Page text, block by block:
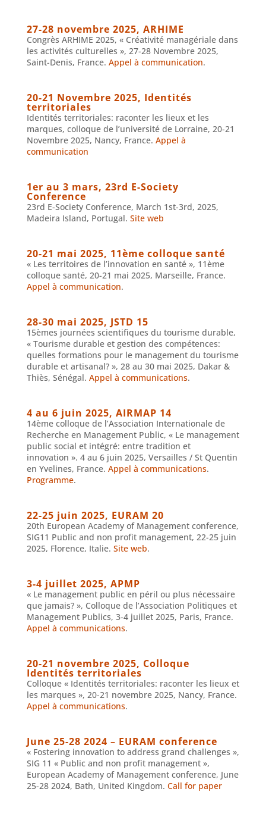
27-28 novembre 2025, ARHIME
Congrès ARHIME 2025, « Créativité managériale dans
les activités culturelles », 27-28 Novembre 2025,
Saint-Denis, France. Appel à communication.
20-21 Novembre 2025, Identités
territoriales
Identités territoriales: raconter les lieux et les
marques, colloque de l’université de Lorraine, 20-21
Novembre 2025, Nancy, France. Appel à
communication
1er au 3 mars, 23rd E-Society
Conference
23rd E-Society Conference, March 1st-3rd, 2025,
Madeira Island, Portugal. Site web
20-21 mai 2025, 11ème colloque santé
« Les territoires de l’innovation en santé », 11ème
colloque santé, 20-21 mai 2025, Marseille, France.
Appel à communication.
28-30 mai 2025, JSTD 15
15èmes journées scientifiques du tourisme durable,
« Tourisme durable et gestion des compétences:
quelles formations pour le management du tourisme
durable et artisanal? », 28 au 30 mai 2025, Dakar &
Thiès, Sénégal. Appel à communications.
4 au 6 juin 2025, AIRMAP 14
14ème colloque de l’Association Internationale de
Recherche en Management Public, « Le management
public social et intégré: entre tradition et
innovation ». 4 au 6 juin 2025, Versailles / St Quentin
en Yvelines, France. Appel à communications.
Programme.
22-25 juin 2025, EURAM 20
20th European Academy of Management conference,
SIG11 Public and non profit management, 22-25 juin
2025, Florence, Italie. Site web.
3-4 juillet 2025, APMP
« Le management public en péril ou plus nécessaire
que jamais? », Colloque de l’Association Politiques et
Management Publics, 3-4 juillet 2025, Paris, France.
Appel à communications.
20-21 novembre 2025, Colloque
Identités territoriales
Colloque « Identités territoriales: raconter les lieux et
les marques », 20-21 novembre 2025, Nancy, France.
Appel à communications.
June 25-28 2024 – EURAM conference
« Fostering innovation to address grand challenges »,
SIG 11 « Public and non profit management »,
European Academy of Management conference, June
25-28 2024, Bath, United Kingdom. Call for paper